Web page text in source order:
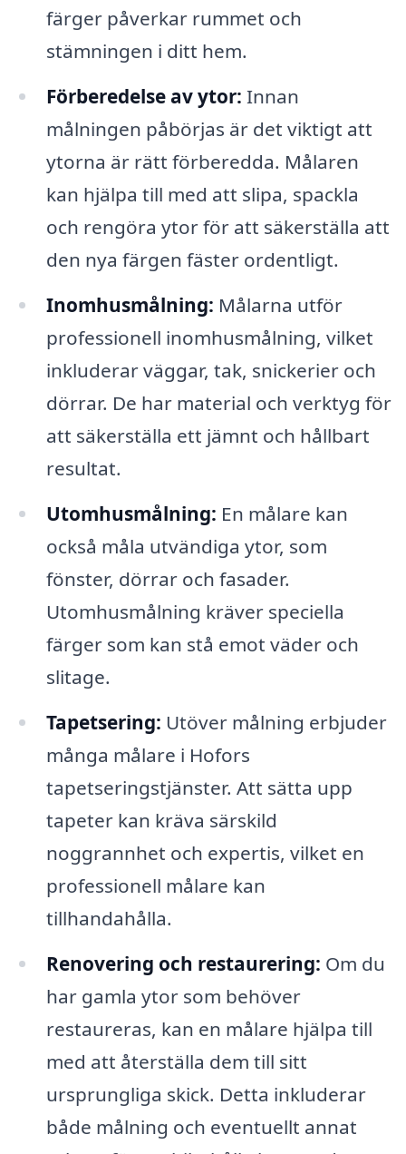
färger påverkar rummet och
stämningen i ditt hem.
Förberedelse av ytor: Innan
målningen påbörjas är det viktigt att
ytorna är rätt förberedda. Målaren
kan hjälpa till med att slipa, spackla
och rengöra ytor för att säkerställa att
den nya färgen fäster ordentligt.
Inomhusmålning: Målarna utför
professionell inomhusmålning, vilket
inkluderar väggar, tak, snickerier och
dörrar. De har material och verktyg för
att säkerställa ett jämnt och hållbart
resultat.
Utomhusmålning: En målare kan
också måla utvändiga ytor, som
fönster, dörrar och fasader.
Utomhusmålning kräver speciella
färger som kan stå emot väder och
slitage.
Tapetsering: Utöver målning erbjuder
många målare i Hofors
tapetseringstjänster. Att sätta upp
tapeter kan kräva särskild
noggrannhet och expertis, vilket en
professionell målare kan
tillhandahålla.
Renovering och restaurering: Om du
har gamla ytor som behöver
restaureras, kan en målare hjälpa till
med att återställa dem till sitt
ursprungliga skick. Detta inkluderar
både målning och eventuellt annat